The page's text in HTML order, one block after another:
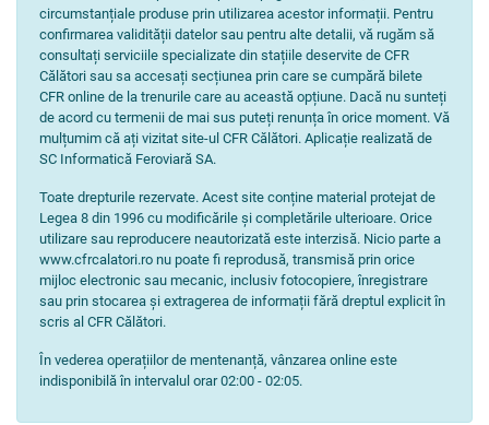
circumstanțiale produse prin utilizarea acestor informații. Pentru
confirmarea validității datelor sau pentru alte detalii, vă rugăm să
consultați serviciile specializate din stațiile deservite de CFR
Călători sau sa accesați secțiunea prin care se cumpără bilete
CFR online de la trenurile care au această opțiune. Dacă nu sunteți
de acord cu termenii de mai sus puteți renunța în orice moment. Vă
mulțumim că ați vizitat site-ul CFR Călători. Aplicație realizată de
SC Informatică Feroviară SA.
Toate drepturile rezervate. Acest site conține material protejat de
Legea 8 din 1996 cu modificările și completările ulterioare. Orice
utilizare sau reproducere neautorizată este interzisă. Nicio parte a
www.cfrcalatori.ro nu poate fi reprodusă, transmisă prin orice
mijloc electronic sau mecanic, inclusiv fotocopiere, înregistrare
sau prin stocarea și extragerea de informații fără dreptul explicit în
scris al CFR Călători.
În vederea operațiilor de mentenanță, vânzarea online este
indisponibilă în intervalul orar 02:00 - 02:05.